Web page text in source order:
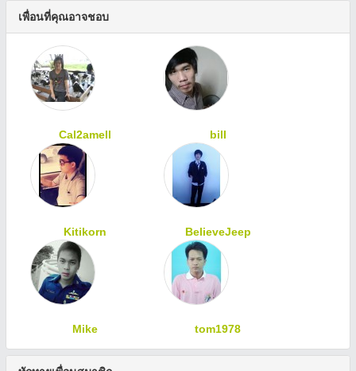
เพื่อนที่คุณอาจชอบ
Cal2amell bill
Kitikorn BelieveJeep
Mike tom1978